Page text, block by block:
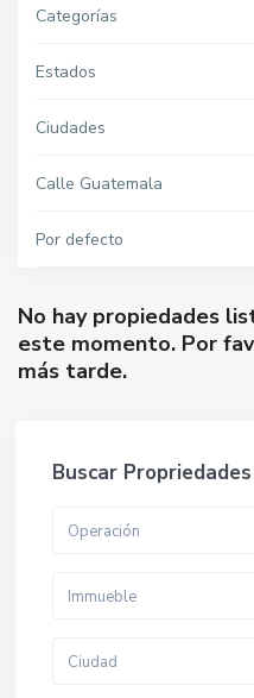
Categorías
Estados
Ciudades
Calle Guatemala
Por defecto
No hay propiedades
este momento. Por
más tarde.
Buscar Propriedades
Operación
Immueble
Ciudad